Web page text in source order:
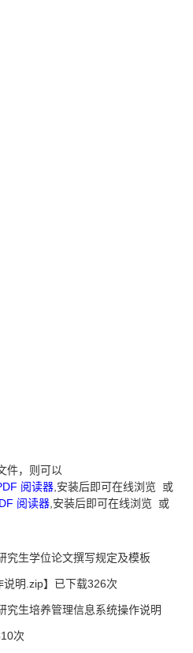
件，则可以
阅读器,安装后即可在线浏览 或
阅读器,安装后即可在线浏览 或
究生学位论文撰写规定及模板
说明.zip】已下载326次
究生培养管理信息系统操作说明
次